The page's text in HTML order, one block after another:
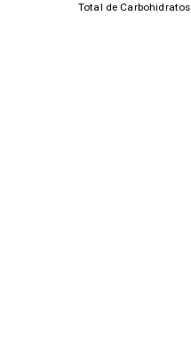
Total de Carbohidratos